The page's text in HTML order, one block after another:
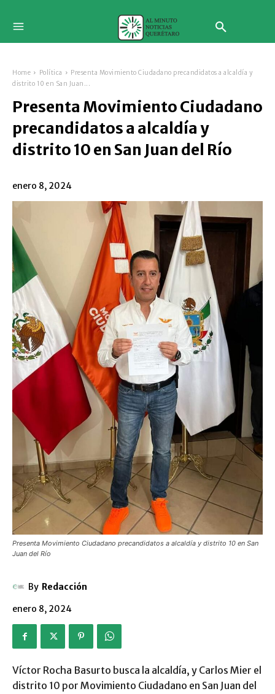
Home Política
Presenta Movimiento Ciudadano precandidatos a alcaldía y
distrito 10 en San Juan...
Presenta Movimiento Ciudadano
precandidatos a alcaldía y
distrito 10 en San Juan del Río
enero 8, 2024
Presenta Movimiento Ciudadano precandidatos a alcaldía y distrito 10 en San
Juan del Río
By Redacción
enero 8, 2024
Víctor Rocha Basurto busca la alcaldía, y Carlos Mier el
distrito 10 por Movimiento Ciudadano en San Juan del